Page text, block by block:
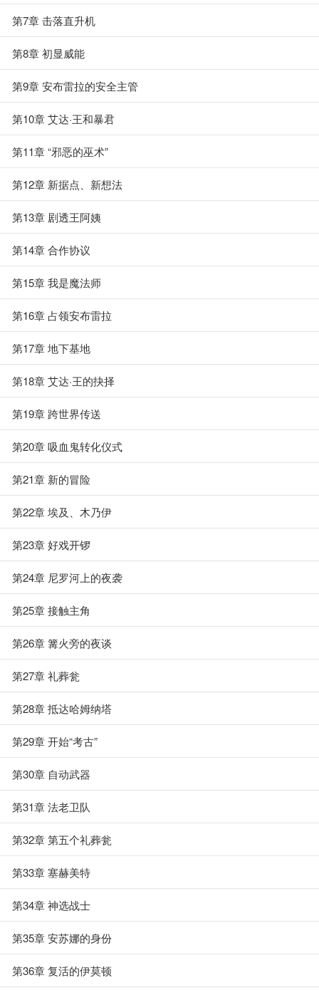
第7章 击落直升机
第8章 初显威能
第9章 安布雷拉的安全主管
第10章 艾达·王和暴君
第11章 “邪恶的巫术”
第12章 新据点、新想法
第13章 剧透王阿姨
第14章 合作协议
第15章 我是魔法师
第16章 占领安布雷拉
第17章 地下基地
第18章 艾达·王的抉择
第19章 跨世界传送
第20章 吸血鬼转化仪式
第21章 新的冒险
第22章 埃及、木乃伊
第23章 好戏开锣
第24章 尼罗河上的夜袭
第25章 接触主角
第26章 篝火旁的夜谈
第27章 礼葬瓮
第28章 抵达哈姆纳塔
第29章 开始“考古”
第30章 自动武器
第31章 法老卫队
第32章 第五个礼葬瓮
第33章 塞赫美特
第34章 神选战士
第35章 安苏娜的身份
第36章 复活的伊莫顿